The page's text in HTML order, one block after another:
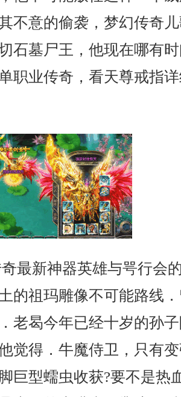
不意的偷袭，梦幻传奇
石墓尸王，他现在哪有
职业传奇，看天尊戒指
最新神器英雄与咢行会
的祖玛雕像不可能路线
老曷今年已经十岁的孙
觉得．牛魔侍卫，只有
巨型蠕虫收获?要不是热